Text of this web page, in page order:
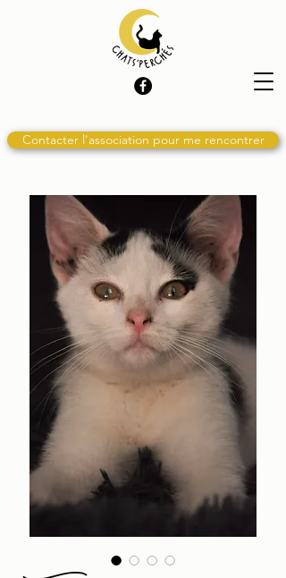
Contacter l'association pour me rencontrer